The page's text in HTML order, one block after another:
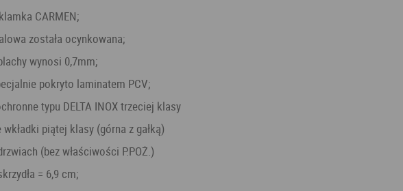
CARMEN;
została ocynkowana;
wynosi 0,7mm;
pokryto laminatem PCV;
typu DELTA INOX trzeciej klasy
wkładki piątej klasy (górna z gałką)
(bez właściwości P.POŻ.)
= 6,9 cm;